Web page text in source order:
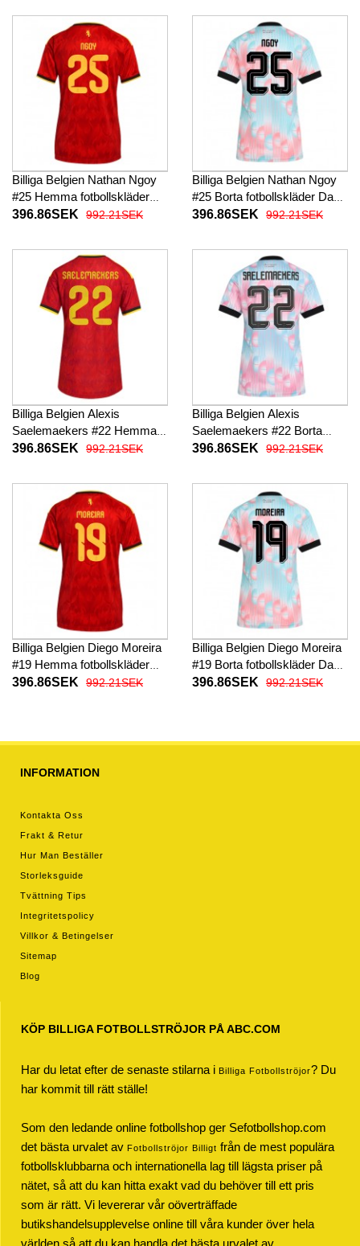
Billiga Belgien Nathan Ngoy
#25 Hemma fotbollskläder
Dam VM 2026 Kortärmad
396.86SEK 992.21SEK
Billiga Belgien Nathan Ngoy
#25 Borta fotbollskläder Dam
VM 2026 Kortärmad
396.86SEK 992.21SEK
Billiga Belgien Alexis
Saelemaekers #22 Hemma
fotbollskläder Dam VM 2026
396.86SEK 992.21SEK
Billiga Belgien Alexis
Saelemaekers #22 Borta
fotbollskläder Dam VM 2026
396.86SEK 992.21SEK
Billiga Belgien Diego Moreira
#19 Hemma fotbollskläder
Dam VM 2026 Kortärmad
396.86SEK 992.21SEK
Billiga Belgien Diego Moreira
#19 Borta fotbollskläder Dam
VM 2026 Kortärmad
396.86SEK 992.21SEK
INFORMATION
Kontakta Oss
Frakt & Retur
Hur Man Beställer
Storleksguide
Tvättning Tips
Integritetspolicy
Villkor & Betingelser
Sitemap
Blog
KÖP BILLIGA FOTBOLLSTRÖJOR PÅ ABC.COM
Har du letat efter de senaste stilarna i Billiga Fotbollströjor? Du
har kommit till rätt ställe!
Som den ledande online fotbollshop ger Sefotbollshop.com
det bästa urvalet av Fotbollströjor Billigt från de mest populära
fotbollsklubbarna och internationella lag till lägsta priser på
nätet, så att du kan hitta exakt vad du behöver till ett pris
som är rätt. Vi levererar vår oöverträffade
butikshandelsupplevelse online till våra kunder över hela
världen så att du kan handla det bästa urvalet av